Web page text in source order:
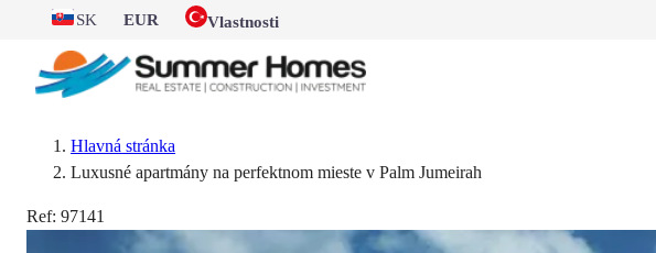
SK EUR Vlastnosti
Hlavná stránka
Luxusné apartmány na perfektnom mieste v Palm Jumeirah
Ref: 97141